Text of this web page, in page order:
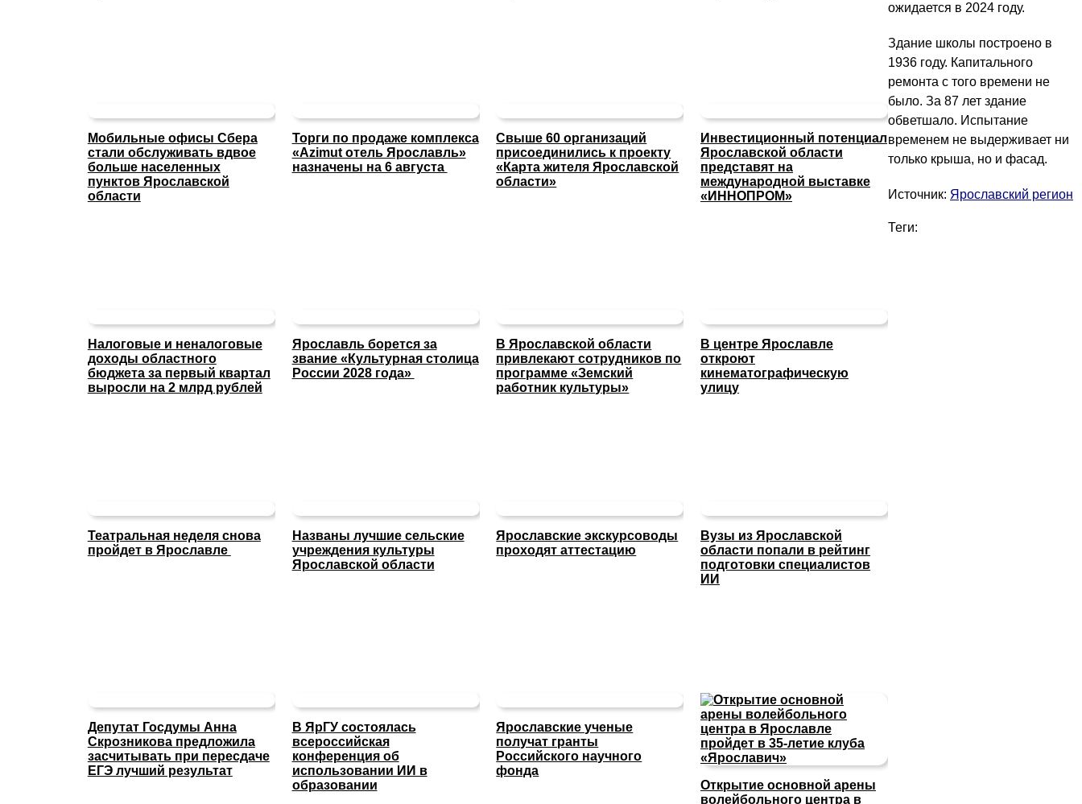
Мобильные офисы Сбера
стали обслуживать вдвое
больше населенных
пунктов Ярославской
области
Торги по продаже комплекса
«Azimut отель Ярославль»
назначены на 6 августа
Свыше 60 организаций
присоединились к проекту
«Карта жителя Ярославской
области»
Инвестиционный потенциал
Ярославской области
представят на
международной выставке
«ИННОПРОМ»
Налоговые и неналоговые
доходы областного
бюджета за первый квартал
выросли на 2 млрд рублей
Ярославль борется за
звание «Культурная столица
России 2028 года»
В Ярославской области
привлекают сотрудников по
программе «Земский
работник культуры»
В центре Ярославле
откроют
кинематографическую
улицу
Театральная неделя снова
пройдет в Ярославле
Названы лучшие сельские
учреждения культуры
Ярославской области
Ярославские экскурсоводы
проходят аттестацию
Вузы из Ярославской
области попали в рейтинг
подготовки специалистов
ИИ
Депутат Госдумы Анна
Скрозникова предложила
засчитывать при пересдаче
ЕГЭ лучший результат
В ЯрГУ состоялась
всероссийская
конференция об
использовании ИИ в
образовании
Ярославские ученые
получат гранты
Российского научного
фонда
Открытие основной арены
волейбольного центра в
ожидается в 2024 году.
Здание школы построено в
1936 году. Капитального
ремонта с того времени не
было. За 87 лет здание
обветшало. Испытание
временем не выдерживает ни
только крыша, но и фасад.
Источник: Ярославский регион
Теги: